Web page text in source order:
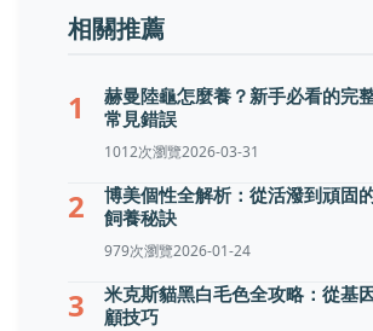
相關推薦
1
赫曼陸龜怎麼養？新手必看的完
常見錯誤
1012次瀏覽2026-03-31
2
博美個性全解析：從活潑到頑固
飼養秘訣
979次瀏覽2026-01-24
3
米克斯貓黑白毛色全攻略：從基
顧技巧